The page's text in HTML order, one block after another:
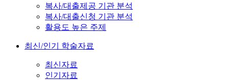
복사/대출제공 기관 분석
복사/대출신청 기관 분석
활용도 높은 주제
최신/인기 학술자료
최신자료
인기자료